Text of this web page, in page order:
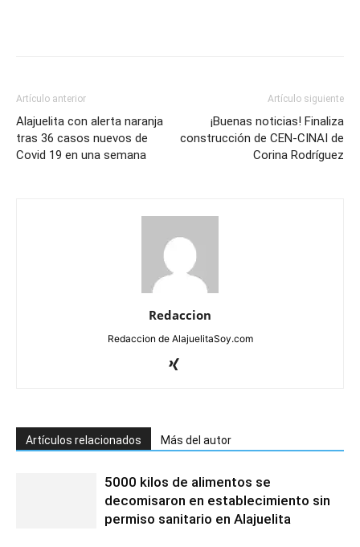
Artículo anterior
Alajuelita con alerta naranja
tras 36 casos nuevos de
Covid 19 en una semana
Artículo siguiente
¡Buenas noticias! Finaliza
construcción de CEN-CINAI de
Corina Rodríguez
Redaccion
Redaccion de AlajuelitaSoy.com
Artículos relacionados Más del autor
5000 kilos de alimentos se
decomisaron en establecimiento sin
permiso sanitario en Alajuelita